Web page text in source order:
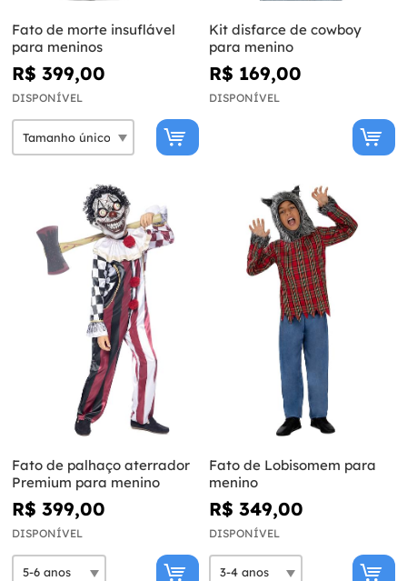
Fato de morte insuflável
para meninos
R$ 399,00
DISPONÍVEL
Kit disfarce de cowboy
para menino
R$ 169,00
DISPONÍVEL
Fato de palhaço aterrador
Premium para menino
R$ 399,00
DISPONÍVEL
Fato de Lobisomem para
menino
R$ 349,00
DISPONÍVEL